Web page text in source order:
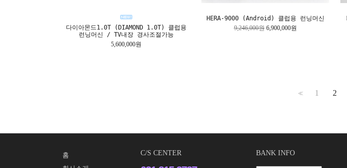
다이아몬드1.0T (DIAMOND 1.0T) 클럽용
런닝머신 / TV내장 경사조절가능
5,600,000원
HERA-9000 (Android) 클럽용 런닝머신
9,246,000원 6,900,000원
<< 1 2
홈
C/S CENTER BANK INFO